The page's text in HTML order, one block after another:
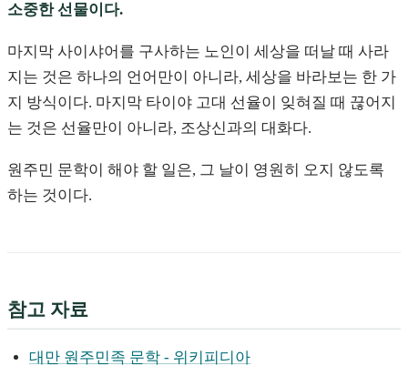
소중한 선물이다.
마지막 사이샤어를 구사하는 노인이 세상을 떠날 때 사라
지는 것은 하나의 언어만이 아니라, 세상을 바라보는 한 가
지 방식이다. 마지막 타이야 고대 선율이 잊혀질 때 끊어지
는 것은 선율만이 아니라, 조상신과의 대화다.
원주민 문학이 해야 할 일은, 그 날이 영원히 오지 않도록
하는 것이다.
참고 자료
대만 원주민족 문학 - 위키피디아